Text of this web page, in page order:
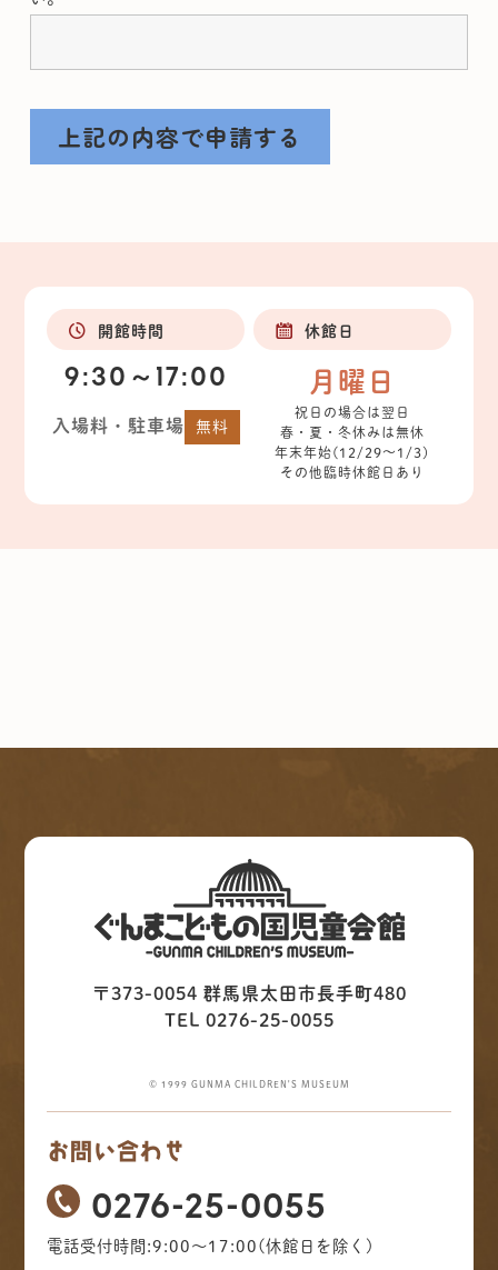
開館時間
9:30～17:00
入場料・駐車場 無料
休館日
月曜日
祝日の場合は翌日
春・夏・冬休みは無休
年末年始(12/29～1/3)
その他臨時休館日あり
〒373-0054 群馬県太田市長手町480
TEL 0276-25-0055
© 1999 GUNMA CHILDREN'S MUSEUM
お問い合わせ
0276-25-0055
電話受付時間:9:00～17:00(休館日を除く)